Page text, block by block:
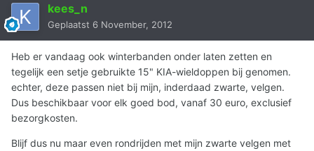
kees_n
Geplaatst 6 November, 2012
Heb er vandaag ook winterbanden onder laten zetten en
tegelijk een setje gebruikte 15" KIA-wieldoppen bij genomen.
echter, deze passen niet bij mijn, inderdaad zwarte, velgen.
Dus beschikbaar voor elk goed bod, vanaf 30 euro, exclusief
bezorgkosten.
Blijf dus nu maar even rondrijden met mijn zwarte velgen met